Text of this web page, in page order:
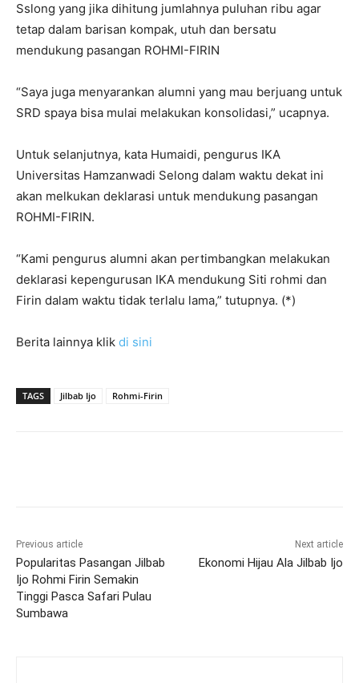
Sslong yang jika dihitung jumlahnya puluhan ribu agar
tetap dalam barisan kompak, utuh dan bersatu
mendukung pasangan ROHMI-FIRIN
“Saya juga menyarankan alumni yang mau berjuang untuk
SRD spaya bisa mulai melakukan konsolidasi,” ucapnya.
Untuk selanjutnya, kata Humaidi, pengurus IKA
Universitas Hamzanwadi Selong dalam waktu dekat ini
akan melkukan deklarasi untuk mendukung pasangan
ROHMI-FIRIN.
“Kami pengurus alumni akan pertimbangkan melakukan
deklarasi kepengurusan IKA mendukung Siti rohmi dan
Firin dalam waktu tidak terlalu lama,” tutupnya. (*)
Berita lainnya klik di sini
TAGS Jilbab Ijo Rohmi-Firin
Previous article
Popularitas Pasangan Jilbab
Ijo Rohmi Firin Semakin
Tinggi Pasca Safari Pulau
Sumbawa
Next article
Ekonomi Hijau Ala Jilbab Ijo